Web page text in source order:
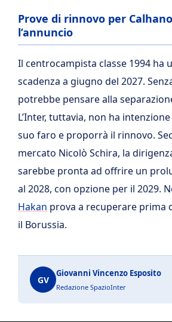
Prove di rinnovo per
l’annuncio
Il centrocampista classe 1994 ha
scadenza a giugno del 2027.
potrebbe pensare alla
L’Inter, tuttavia, non ha
suo faro e proporrà il rinnovo.
mercato Nicolò Schira, la
sarebbe pronta ad offrire un
al 2028, con opzione per il 2029.
Hakan prova a recuperare prima
il Borussia.
GV
Giovanni Vincenzo Esposito
Redazione SpazioInter